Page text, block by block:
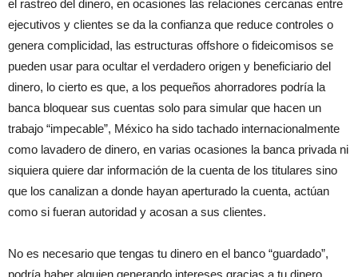
el rastreo del dinero, en ocasiones las relaciones cercanas entre
ejecutivos y clientes se da la confianza que reduce controles o
genera complicidad, las estructuras offshore o fideicomisos se
pueden usar para ocultar el verdadero origen y beneficiario del
dinero, lo cierto es que, a los pequeños ahorradores podría la
banca bloquear sus cuentas solo para simular que hacen un
trabajo “impecable”, México ha sido tachado internacionalmente
como lavadero de dinero, en varias ocasiones la banca privada ni
siquiera quiere dar información de la cuenta de los titulares sino
que los canalizan a donde hayan aperturado la cuenta, actúan
como si fueran autoridad y acosan a sus clientes.
No es necesario que tengas tu dinero en el banco “guardado”,
podría haber alguien generando intereses gracias a tu dinero